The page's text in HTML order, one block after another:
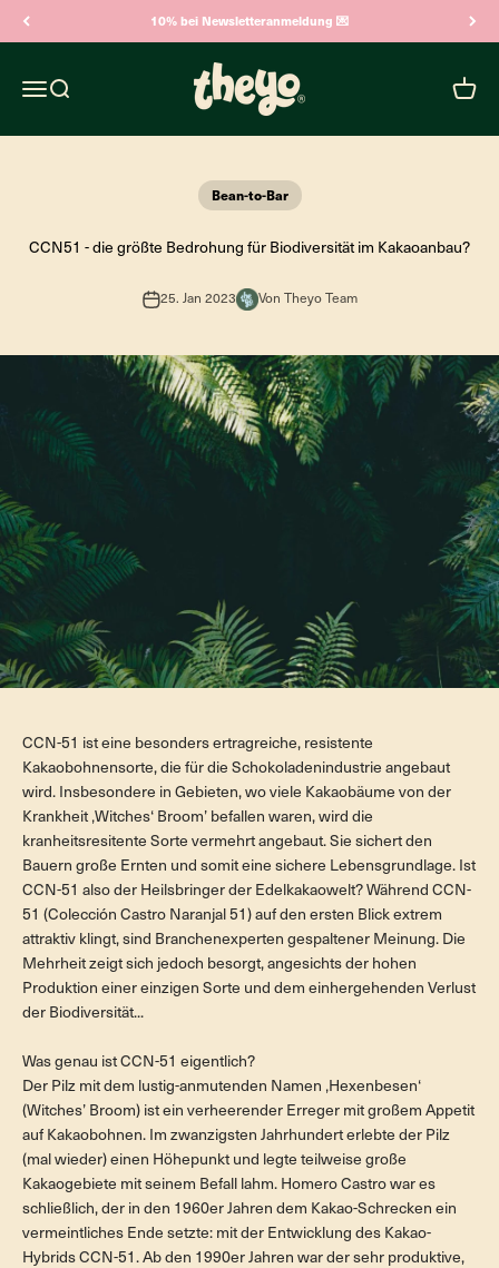
10% bei Newsletteranmeldung 💌
Navigationsmenü öffnen
Suche öffnen
Theyo
Bean-to-Bar
CCN51 - die größte Bedrohung für Biodiversität im Kakaoanbau?
25. Jan 2023 Von Theyo Team
CCN-51 ist eine besonders ertragreiche, resistente
Kakaobohnensorte, die für die Schokoladenindustrie angebaut
wird. Insbesondere in Gebieten, wo viele Kakaobäume von der
Krankheit ‚Witches‘ Broom’ befallen waren, wird die
kranheitsresitente Sorte vermehrt angebaut. Sie sichert den
Bauern große Ernten und somit eine sichere Lebensgrundlage. Ist
CCN-51 also der Heilsbringer der Edelkakaowelt? Während CCN-
51 (Colección Castro Naranjal 51) auf den ersten Blick extrem
attraktiv klingt, sind Branchenexperten gespaltener Meinung. Die
Mehrheit zeigt sich jedoch besorgt, angesichts der hohen
Produktion einer einzigen Sorte und dem einhergehenden Verlust
der Biodiversität...
Was genau ist CCN-51 eigentlich?
Der Pilz mit dem lustig-anmutenden Namen ‚Hexenbesen‘
(Witches’ Broom) ist ein verheerender Erreger mit großem Appetit
auf Kakaobohnen. Im zwanzigsten Jahrhundert erlebte der Pilz
(mal wieder) einen Höhepunkt und legte teilweise große
Kakaogebiete mit seinem Befall lahm. Homero Castro war es
schließlich, der in den 1960er Jahren dem Kakao-Schrecken ein
vermeintliches Ende setzte: mit der Entwicklung des Kakao-
Hybrids CCN-51. Ab den 1990er Jahren war der sehr produktive,